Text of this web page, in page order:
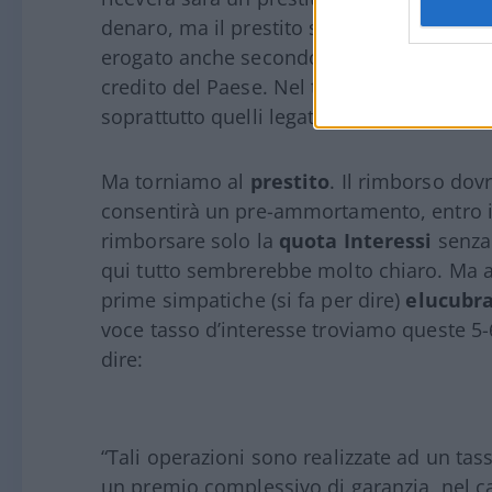
denaro, ma il prestito sarà rimborsato
erogato anche secondo una lettera
credito del Paese. Nel testo sono
soprattutto quelli legati all’anti-riciclaggio.
Ma torniamo al prestito. Il rimborso
consentirà un pre-ammortamento,
rimborsare solo la quota Interessi
qui tutto sembrerebbe molto chiaro. Ma
prime simpatiche (si fa per dire)
voce tasso d’interesse troviamo queste
dire:
“Tali operazioni sono realizzate ad un
un premio complessivo di garanzia, nel